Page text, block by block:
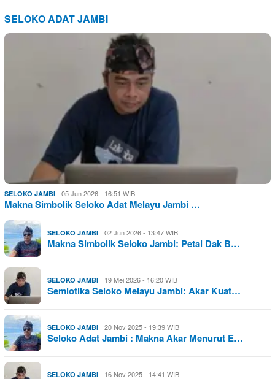
SELOKO ADAT JAMBI
SELOKO JAMBI 05 Jun 2026 - 16:51 WIB
Makna Simbolik Seloko Adat Melayu Jambi …
SELOKO JAMBI 02 Jun 2026 - 13:47 WIB
Makna Simbolik Seloko Jambi: Petai Dak B…
SELOKO JAMBI 19 Mei 2026 - 16:20 WIB
Semiotika Seloko Melayu Jambi: Akar Kuat…
SELOKO JAMBI 20 Nov 2025 - 19:39 WIB
Seloko Adat Jambi : Makna Akar Menurut E…
SELOKO JAMBI 16 Nov 2025 - 14:41 WIB